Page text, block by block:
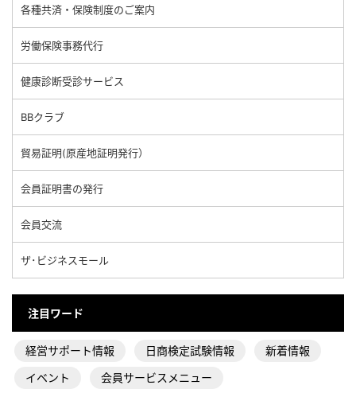
各種共済・保険制度のご案内
労働保険事務代行
健康診断受診サービス
BBクラブ
貿易証明(原産地証明発行）
会員証明書の発行
会員交流
ザ･ビジネスモール
注目ワード
経営サポート情報 日商検定試験情報
新着情報
イベント
会員サービスメニュー